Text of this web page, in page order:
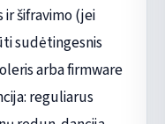
šifravimo (jei
sudėtingesnis
arba firmware
reguliarus